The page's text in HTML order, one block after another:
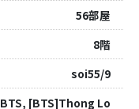
56部屋
8階
soi55/9
BTS, [BTS]Thong Lo